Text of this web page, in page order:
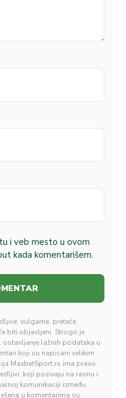
i veb mesto u ovom
kada komentarišem.
vulgarne, preteće,
biti objavljeni. Strogo je
ostavljanje lažnih podataka u
koji su napisani velikim
MaxbetSport.rs ima pravo
koji pozivaju na rasnu i
komunikaciji između
u komentarima su